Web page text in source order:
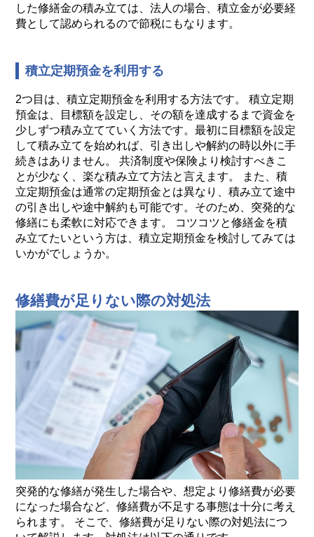
した修繕金の積み立ては、法人の場合、積立金が必要経
費として認められるので節税にもなります。
積立定期預金を利用する
2つ目は、積立定期預金を利用する方法です。 積立定期
預金は、目標額を設定し、その額を達成するまで資金を
少しずつ積み立てていく方法です。最初に目標額を設定
して積み立てを始めれば、引き出しや解約の時以外に手
続きはありません。 共済制度や保険より検討すべきこ
とが少なく、楽な積み立て方法と言えます。 また、積
立定期預金は通常の定期預金とは異なり、積み立て途中
の引き出しや途中解約も可能です。そのため、突発的な
修繕にも柔軟に対応できます。 コツコツと修繕金を積
み立てたいという方は、積立定期預金を検討してみては
いかがでしょうか。
修繕費が足りない際の対処法
突発的な修繕が発生した場合や、想定より修繕費が必要
になった場合など、修繕費が不足する事態は十分に考え
られます。 そこで、修繕費が足りない際の対処法につ